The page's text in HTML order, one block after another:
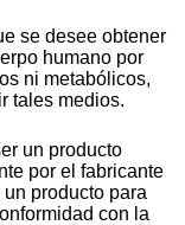
se desee obtener
humano por
ni metabólicos,
tales medios.
un producto
por el fabricante
producto para
con la